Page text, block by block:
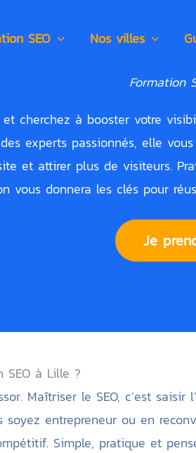
SEO Nos villes
Formation
cherchez à booster votre
experts passionnés, elle
et attirer plus de visiteurs.
vous donnera les clés pour
Je
SEO à Lille ?
Maîtriser le SEO, c’est
entrepreneur ou en
Simple, pratique et